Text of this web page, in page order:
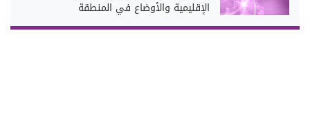
الإقليمية والأوضاع في المنطقة